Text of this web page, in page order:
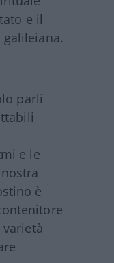
e il
galileiana.
parli
e le
è